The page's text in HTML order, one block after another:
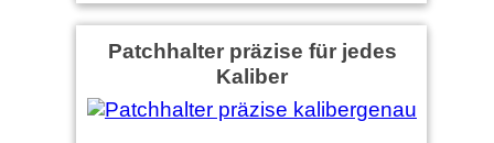
Patchhalter präzise für jedes
Kaliber